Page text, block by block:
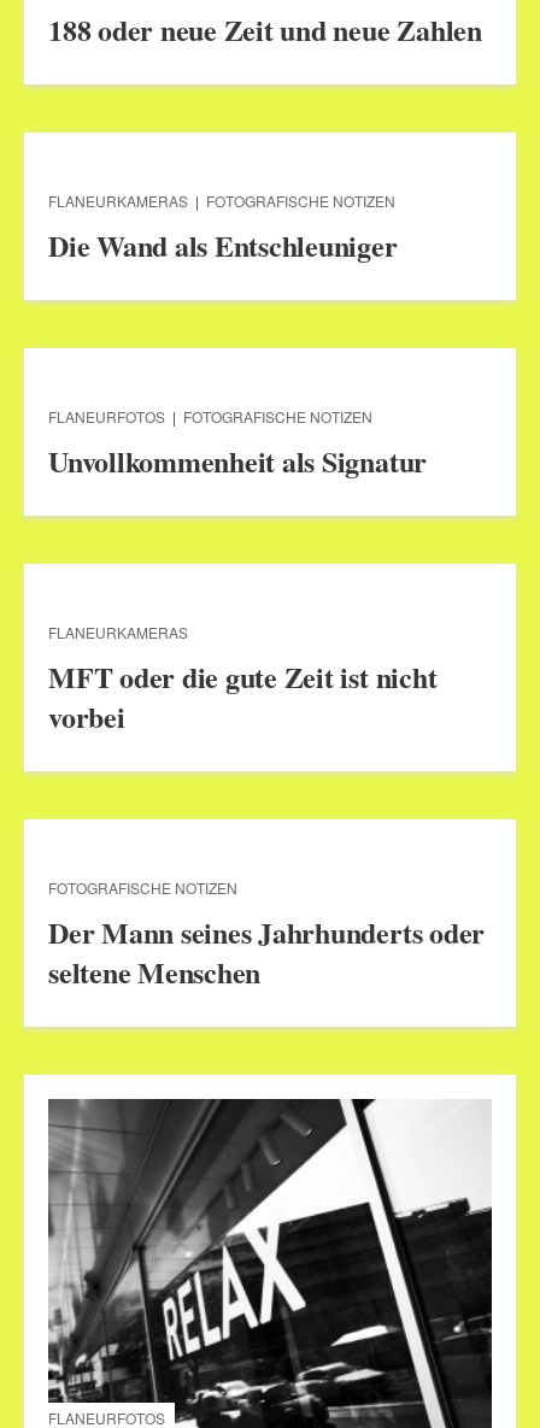
188 oder neue Zeit und neue Zahlen
FLANEURKAMERAS | FOTOGRAFISCHE NOTIZEN
Die Wand als Entschleuniger
FLANEURFOTOS | FOTOGRAFISCHE NOTIZEN
Unvollkommenheit als Signatur
FLANEURKAMERAS
MFT oder die gute Zeit ist nicht
vorbei
FOTOGRAFISCHE NOTIZEN
Der Mann seines Jahrhunderts oder
seltene Menschen
FLANEURFOTOS